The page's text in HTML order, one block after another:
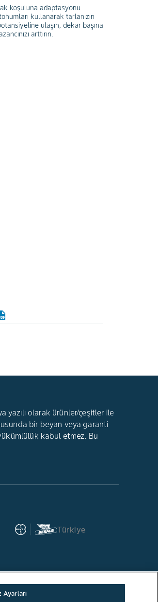
koşuluna adaptasyonu
kullanarak tarlanızın
ulaşın, dekar başına
arttırın.
yazılı olarak ürünler/çeşitler ile
bir beyan veya garanti
kabul etmez. Bu
Türkiye
Ayarları